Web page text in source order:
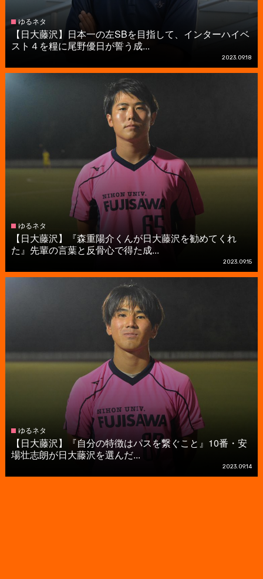
ゆるネタ
【日大藤沢】日本一の左SBを目指して、インターハイベ
スト４を糧に尾野優日が誓う成...
2023.09.18
ゆるネタ
【日大藤沢】『森重陽介くんが日大藤沢を勧めてくれ
た』先輩の言葉と反骨心で得た成...
2023.09.15
ゆるネタ
【日大藤沢】『自分の特徴はパスを繋ぐこと』10番・安
場壮志朗が日大藤沢を選んだ...
2023.09.14